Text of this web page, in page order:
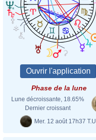
Phase de la lune
Lune décroissante, 18.65%
Dernier croissant
Mer. 12 août 17h37 T.U.